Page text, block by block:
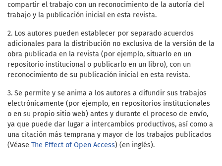
compartir el trabajo con un reconocimiento de la autoría del
trabajo y la publicación inicial en esta revista.
2. Los autores pueden establecer por separado acuerdos
adicionales para la distribución no exclusiva de la versión de la
obra publicada en la revista (por ejemplo, situarlo en un
repositorio institucional o publicarlo en un libro), con un
reconocimiento de su publicación inicial en esta revista.
3. Se permite y se anima a los autores a difundir sus trabajos
electrónicamente (por ejemplo, en repositorios institucionales
o en su propio sitio web) antes y durante el proceso de envío,
ya que puede dar lugar a intercambios productivos, así como a
una citación más temprana y mayor de los trabajos publicados
(Véase The Effect of Open Access) (en inglés).